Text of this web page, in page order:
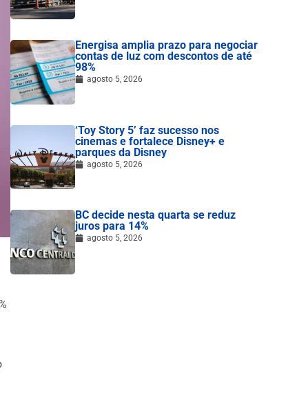
Energisa amplia prazo para negociar
contas de luz com descontos de até
98%
agosto 5, 2026
‘Toy Story 5’ faz sucesso nos
cinemas e fortalece Disney+ e
parques da Disney
agosto 5, 2026
BC decide nesta quarta se reduz
juros para 14%
agosto 5, 2026